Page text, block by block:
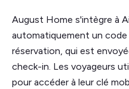
August Home s'intègre à
automatiquement un code
réservation, qui est
check-in. Les voyageurs
pour accéder à leur clé